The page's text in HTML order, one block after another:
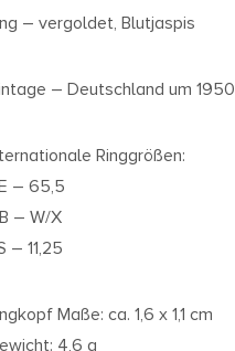
– vergoldet, Blutjaspis
– Deutschland um 1950
Ringgrößen:
– 65,5
– W/X
– 11,25
Maße: ca. 1,6 x 1,1 cm
4,6 g